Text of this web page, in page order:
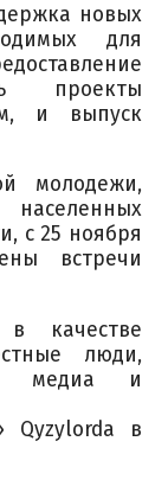
новых
для
проекты
и выпуск
молодежи,
с 25 ноября
встречи
качестве
люди,
медиа и
Qyzylorda в